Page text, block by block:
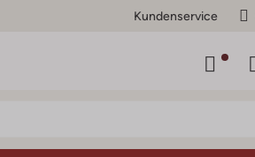
Kundenservice